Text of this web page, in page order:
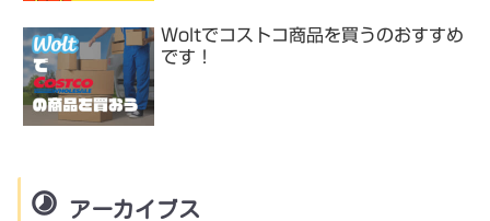
Woltでコストコ商品を買うのおすすめ
です！
アーカイブス